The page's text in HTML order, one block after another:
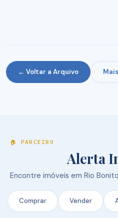
← Voltar a Arquivo
🏠 PARCEIRO
Alerta
Encontre imóveis em Rio
Comprar Vender